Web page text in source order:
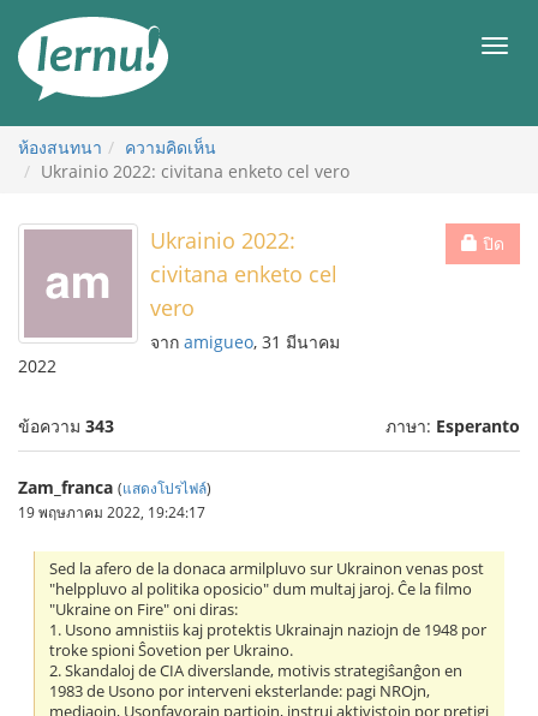
สารบัญ
เมนู
ห้องสนทนา
ความคิดเห็น
Ukrainio 2022: civitana enketo cel vero
ปิด
Ukrainio 2022:
civitana enketo cel
vero
จาก amigueo, 31 มีนาคม
2022
ข้อความ 343 ภาษา: Esperanto
Zam_franca (แสดงโปรไฟล์)
19 พฤษภาคม 2022, 19:24:17
Sed la afero de la donaca armilpluvo sur Ukrainon venas post
"helppluvo al politika oposicio" dum multaj jaroj. Ĉe la filmo
"Ukraine on Fire" oni diras:
1. Usono amnistiis kaj protektis Ukrainajn naziojn de 1948 por
troke spioni Ŝovetion per Ukraino.
2. Skandaloj de CIA diverslande, motivis strategiŝanĝon en
1983 de Usono por interveni eksterlande: pagi NROjn,
mediaojn, Usonfavorajn partiojn, instrui aktivistojn por pretigi